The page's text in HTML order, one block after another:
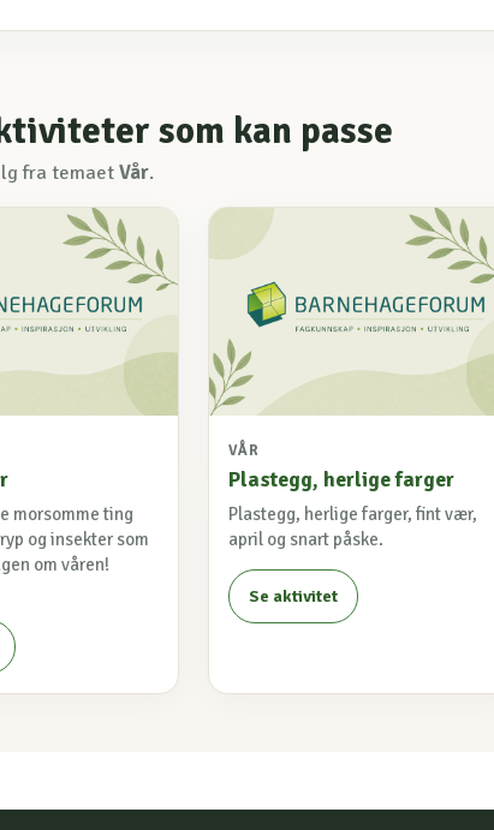
som kan passe
fra temaet Vår.
morsomme ting
og insekter som
om våren!
VÅR
Plastegg, herlige farger
Plastegg, herlige farger, fint vær,
april og snart påske.
Se aktivitet